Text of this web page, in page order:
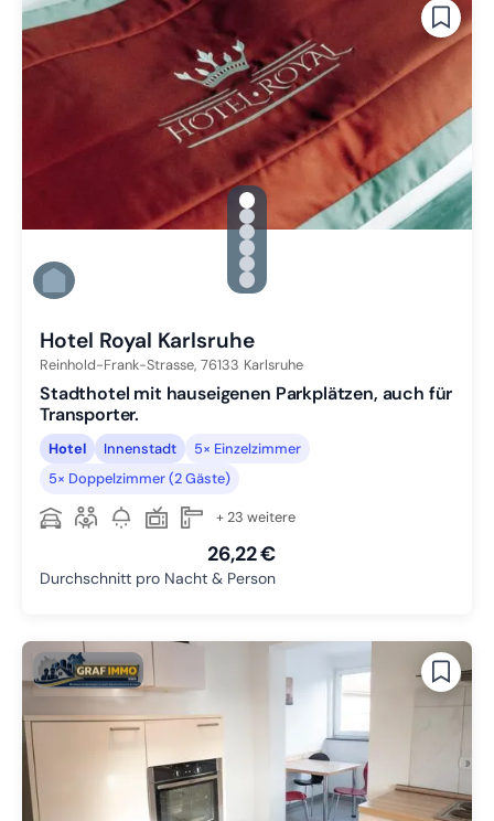
gallery.slide_selector
Zu Slide 1 wechseln
Zu Slide 2 wechseln
Zu Slide 3 wechseln
Zu Slide 4 wechseln
Zu Slide 5 wechseln
Zu Slide 6 wechseln
Hotel Royal Karlsruhe
Reinhold-Frank-Strasse, 76133 Karlsruhe
Stadthotel mit hauseigenen Parkplätzen, auch für
Transporter.
Hotel Innenstadt
5× Einzelzimmer
5× Doppelzimmer (2 Gäste)
+ 23 weitere
26,22 €
Durchschnitt pro Nacht & Person